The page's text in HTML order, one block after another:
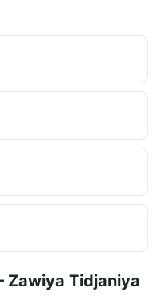
Tidjaniya